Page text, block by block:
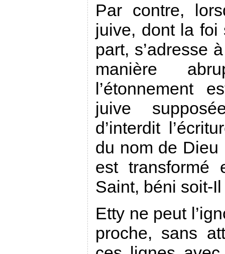
Par contre,
juive, dont la foi
part, s’adresse
manière
l’étonnement
juive
d’interdit
du nom de Dieu
est
Saint, béni soit-
Etty ne peut
proche, sans